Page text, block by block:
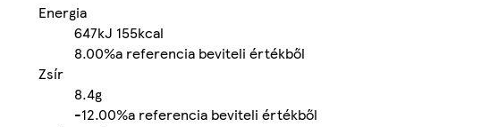
Energia
647kJ 155kcal
8.00%a referencia beviteli értékből
Zsír
8.4g
-12.00%a referencia beviteli értékből